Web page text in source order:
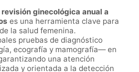
revisión ginecológica anual a
es una herramienta clave para
la salud femenina.
pruebas de diagnóstico
ecografía y mamografía— en
una atención
y orientada a la detección